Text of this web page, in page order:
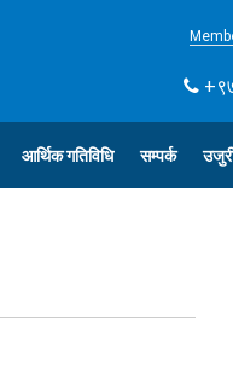
आर्थिक गतिविधि सम्पर्क